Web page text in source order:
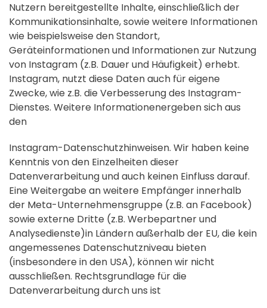
Nutzern bereitgestellte Inhalte, einschließlich der
Kommunikationsinhalte, sowie weitere Informationen
wie beispielsweise den Standort,
Geräteinformationen und Informationen zur Nutzung
von Instagram (z.B. Dauer und Häufigkeit) erhebt.
Instagram, nutzt diese Daten auch für eigene
Zwecke, wie z.B. die Verbesserung des Instagram-
Dienstes. Weitere Informationenergeben sich aus
den
Instagram-Datenschutzhinweisen. Wir haben keine
Kenntnis von den Einzelheiten dieser
Datenverarbeitung und auch keinen Einfluss darauf.
Eine Weitergabe an weitere Empfänger innerhalb
der Meta-Unternehmensgruppe (z.B. an Facebook)
sowie externe Dritte (z.B. Werbepartner und
Analysedienste)in Ländern außerhalb der EU, die kein
angemessenes Datenschutzniveau bieten
(insbesondere in den USA), können wir nicht
ausschließen. Rechtsgrundlage für die
Datenverarbeitung durch uns ist